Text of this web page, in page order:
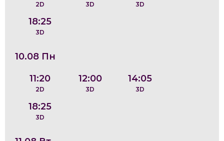
2D 3D 3D
18:25
3D
10.08 Пн
11:20
2D
12:00
3D
14:05
3D
18:25
3D